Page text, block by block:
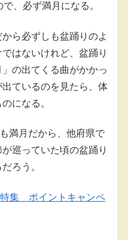
、必ず満月になる。
ら必ずしも盆踊りのよ
はないけれど、盆踊り
の出てくる曲がかかっ
ているのを見たら、体
になる。
満月だから、他府県で
巡っていた頃の盆踊り
ろう。
集 ポイントキャンペ